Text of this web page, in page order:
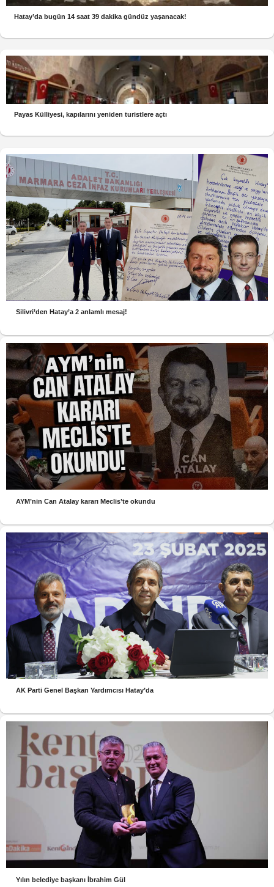
Hatay’da bugün 14 saat 39 dakika gündüz yaşanacak!
Payas Külliyesi, kapılarını yeniden turistlere açtı
Silivri’den Hatay’a 2 anlamlı mesaj!
AYM’nin Can Atalay kararı Meclis’te okundu
AK Parti Genel Başkan Yardımcısı Hatay’da
Yılın belediye başkanı İbrahim Gül